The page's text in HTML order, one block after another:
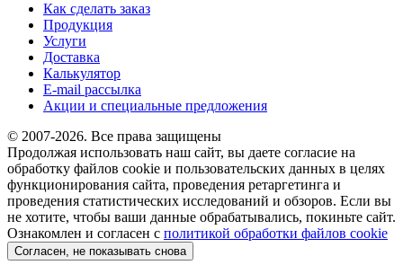
Как сделать заказ
Продукция
Услуги
Доставка
Калькулятор
E-mail рассылка
Акции и специальные предложения
© 2007-2026. Все права защищены
Продолжая использовать наш сайт, вы даете согласие на
обработку файлов cookie и пользовательских данных в целях
функционирования сайта, проведения ретаргетинга и
проведения статистических исследований и обзоров. Если вы
не хотите, чтобы ваши данные обрабатывались, покиньте сайт.
Ознакомлен и согласен с политикой обработки файлов cookie
Согласен, не показывать снова